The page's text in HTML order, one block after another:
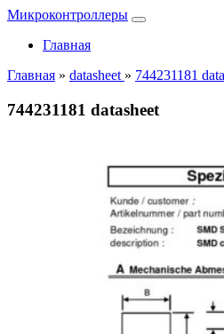
Микроконтроллеры
Главная
Главная » datasheet » 744231181
744231181 datasheet